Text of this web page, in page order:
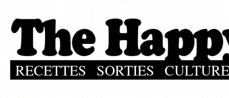
RECETTES SORTIES CULTURE